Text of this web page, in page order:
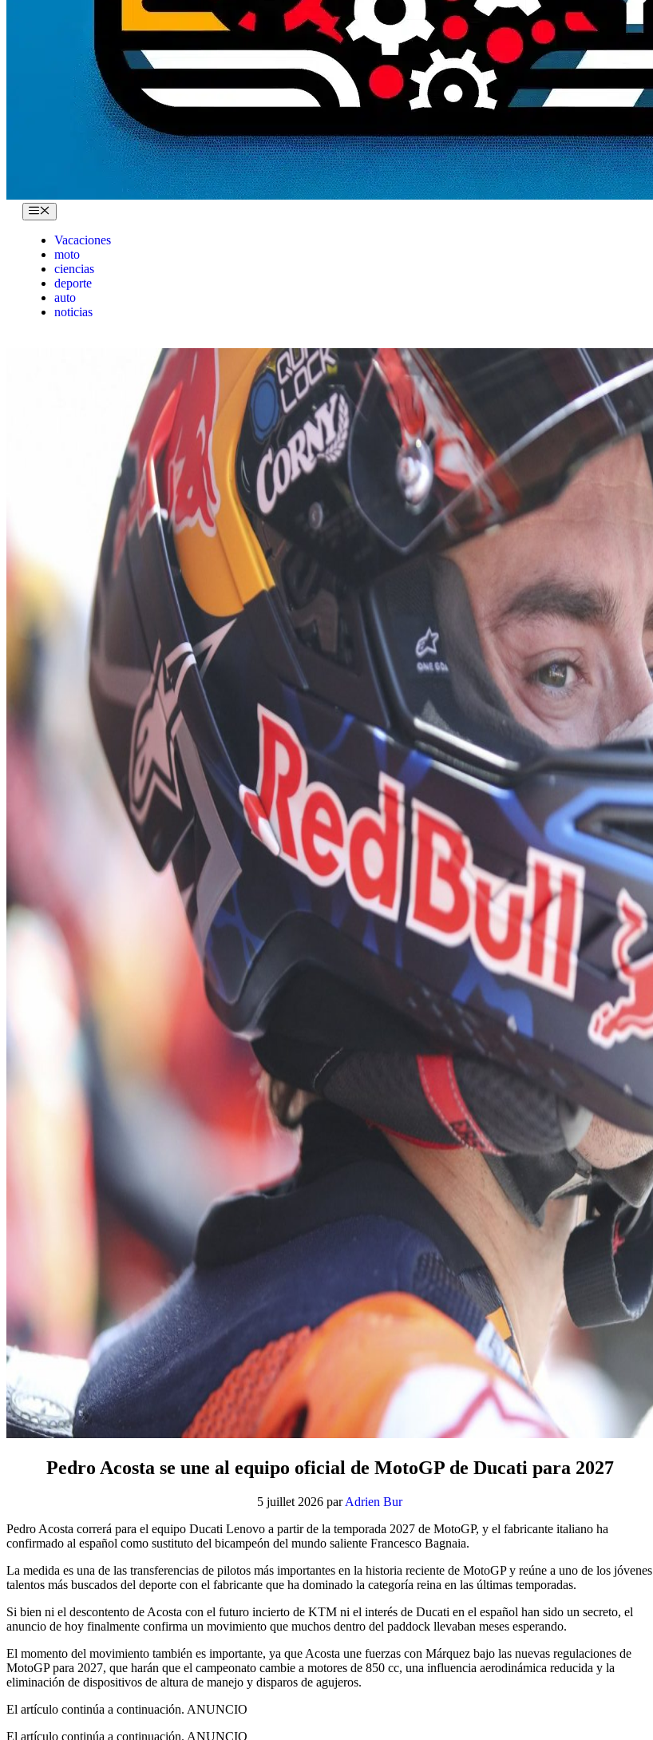
Menu
Vacaciones
moto
ciencias
deporte
auto
noticias
Pedro Acosta se une al equipo oficial de MotoGP de Ducati para 2027
5 juillet 2026 parAdrien Bur
Pedro Acosta correrá para el equipo Ducati Lenovo a partir de la temporada 2027 de MotoGP, y el fabricante italiano ha
confirmado al español como sustituto del bicampeón del mundo saliente Francesco Bagnaia.
La medida es una de las transferencias de pilotos más importantes en la historia reciente de MotoGP y reúne a uno de los jóvenes
talentos más buscados del deporte con el fabricante que ha dominado la categoría reina en las últimas temporadas.
Si bien ni el descontento de Acosta con el futuro incierto de KTM ni el interés de Ducati en el español han sido un secreto, el
anuncio de hoy finalmente confirma un movimiento que muchos dentro del paddock llevaban meses esperando.
El momento del movimiento también es importante, ya que Acosta une fuerzas con Márquez bajo las nuevas regulaciones de
MotoGP para 2027, que harán que el campeonato cambie a motores de 850 cc, una influencia aerodinámica reducida y la
eliminación de dispositivos de altura de manejo y disparos de agujeros.
El artículo continúa a continuación. ANUNCIO
El artículo continúa a continuación. ANUNCIO